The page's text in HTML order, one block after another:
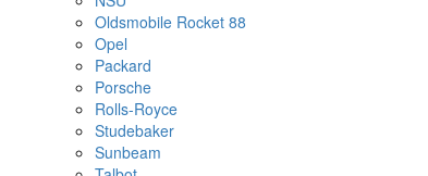
Oldsmobile Rocket 88
Opel
Packard
Porsche
Rolls-Royce
Studebaker
Sunbeam